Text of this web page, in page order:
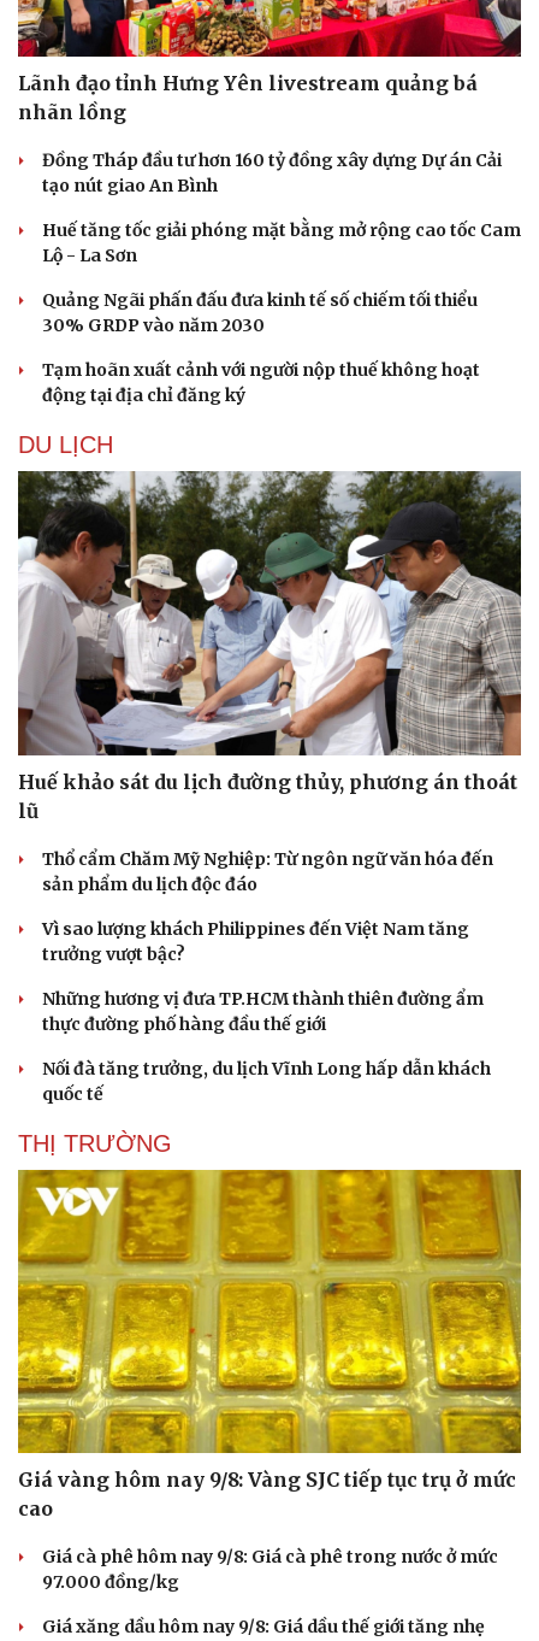
Sức khỏe
Dinh dưỡng - món ngon
Cây thuốc
Sản phụ khoa
Nhi khoa
Nam khoa
Làm đẹp - giảm cân
Ăn sạch sống khỏe
Đời sống
Blog
Tình yêu - Gia đình
Lãnh đạo tỉnh Hưng Yên livestream quảng bá
nhãn lồng
Đồng Tháp đầu tư hơn 160 tỷ đồng xây dựng Dự án Cải
tạo nút giao An Bình
Huế tăng tốc giải phóng mặt bằng mở rộng cao tốc Cam
Lộ - La Sơn
Quảng Ngãi phấn đấu đưa kinh tế số chiếm tối thiểu
30% GRDP vào năm 2030
Tạm hoãn xuất cảnh với người nộp thuế không hoạt
động tại địa chỉ đăng ký
DU LỊCH
Huế khảo sát du lịch đường thủy, phương án thoát
lũ
Thổ cẩm Chăm Mỹ Nghiệp: Từ ngôn ngữ văn hóa đến
sản phẩm du lịch độc đáo
Vì sao lượng khách Philippines đến Việt Nam tăng
trưởng vượt bậc?
Những hương vị đưa TP.HCM thành thiên đường ẩm
thực đường phố hàng đầu thế giới
Nối đà tăng trưởng, du lịch Vĩnh Long hấp dẫn khách
quốc tế
THỊ TRƯỜNG
Giá vàng hôm nay 9/8: Vàng SJC tiếp tục trụ ở mức
cao
Giá cà phê hôm nay 9/8: Giá cà phê trong nước ở mức
97.000 đồng/kg
Giá xăng dầu hôm nay 9/8: Giá dầu thế giới tăng nhẹ